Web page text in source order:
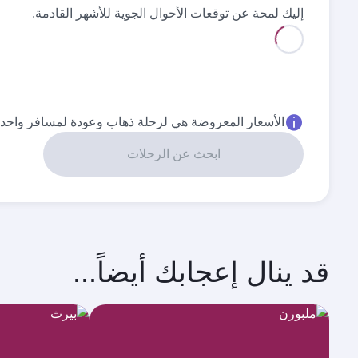
إليك لمحة عن توقعات الأحوال الجوية للأشهر القادمة.
أفضل سعر
الأسعار المعروضة هي لرحلة ذهاب وعودة لمسافر
ابحث عن الرحلات
قد ينال إعجابك أيضاً...